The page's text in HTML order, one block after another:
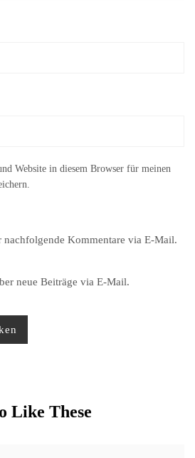
Website in diesem Browser für meinen
Kommentare via E-Mail.
neue Beiträge via E-Mail.
Like These